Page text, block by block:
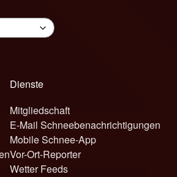
Dienste
Mitgliedschaft
E-Mail Schneebenachrichtigungen
Mobile Schnee-App
Vor-Ort-Reporter
Wetter Feeds